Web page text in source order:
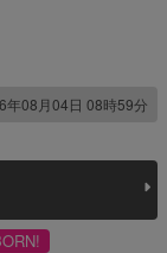
年08月04日 08時59分